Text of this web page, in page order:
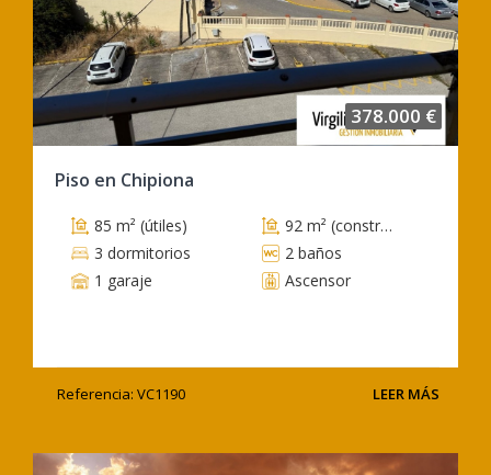
378.000 €
Piso en Chipiona
85 m² (útiles)
92 m² (construidos)
3 dormitorios
2 baños
1 garaje
Ascensor
Referencia: VC1190 LEER MÁS